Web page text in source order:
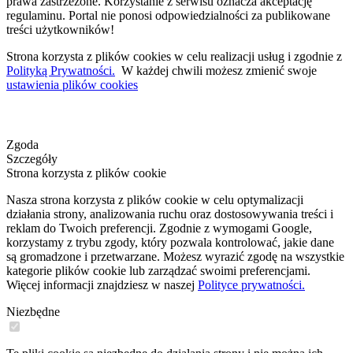
regulaminu. Portal nie ponosi odpowiedzialności za publikowane
treści użytkowników!
Strona korzysta z plików cookies w celu realizacji usług i zgodnie z
Polityką Prywatności. W każdej chwili możesz zmienić swoje
ustawienia plików cookies
Zgoda
Szczegóły
Strona korzysta z plików cookie
Nasza strona korzysta z plików cookie w celu optymalizacji
działania strony, analizowania ruchu oraz dostosowywania treści i
reklam do Twoich preferencji. Zgodnie z wymogami Google,
korzystamy z trybu zgody, który pozwala kontrolować, jakie dane
są gromadzone i przetwarzane. Możesz wyrazić zgodę na wszystkie
kategorie plików cookie lub zarządzać swoimi preferencjami.
Więcej informacji znajdziesz w naszej Polityce prywatności.
Niezbędne